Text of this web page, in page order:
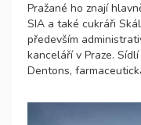
Pražané ho znají
SIA a také cukráři
především
kanceláří v Praze.
Dentons,